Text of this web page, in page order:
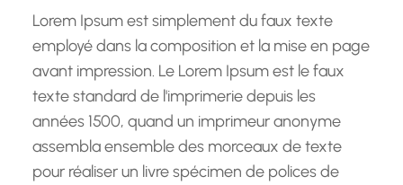
hLorem Ipsum est simplement du faux texte
employé dans la composition et la mise en page
avant impression. Le Lorem Ipsum est le faux
texte standard de l'imprimerie depuis les
années 1500, quand un imprimeur anonyme
assembla ensemble des morceaux de texte
pour réaliser un livre spécimen de polices de